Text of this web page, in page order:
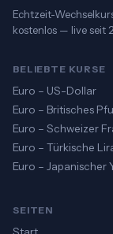
Echtzeit-
kostenlos — live seit
BELIEBTE KURSE
Euro – US-Dollar
Euro – Britisches
Euro – Schweizer
Euro – Türkische
Euro – Japanischer
SEITEN